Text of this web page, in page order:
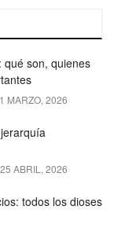
qué son, quienes
MARZO, 2026
ABRIL, 2026
todos los dioses